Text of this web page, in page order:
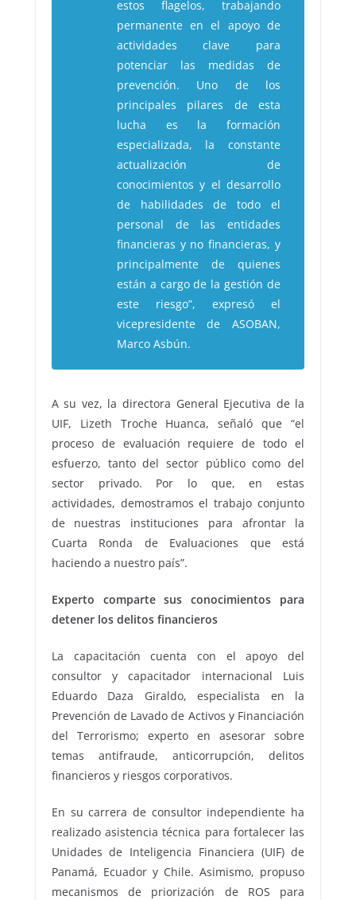
estos flagelos, trabajando
permanente en el apoyo de
actividades clave para
potenciar las medidas de
prevención. Uno de los
principales pilares de esta
lucha es la formación
especializada, la constante
actualización de
conocimientos y el desarrollo
de habilidades de todo el
personal de las entidades
financieras y no financieras, y
principalmente de quienes
están a cargo de la gestión de
este riesgo”, expresó el
vicepresidente de ASOBAN,
Marco Asbún.
A su vez, la directora General Ejecutiva de la
UIF, Lizeth Troche Huanca, señaló que “el
proceso de evaluación requiere de todo el
esfuerzo, tanto del sector público como del
sector privado. Por lo que, en estas
actividades, demostramos el trabajo conjunto
de nuestras instituciones para afrontar la
Cuarta Ronda de Evaluaciones que está
haciendo a nuestro país”.
Experto comparte sus conocimientos para
detener los delitos financieros
La capacitación cuenta con el apoyo del
consultor y capacitador internacional Luis
Eduardo Daza Giraldo, especialista en la
Prevención de Lavado de Activos y Financiación
del Terrorismo; experto en asesorar sobre
temas antifraude, anticorrupción, delitos
financieros y riesgos corporativos.
En su carrera de consultor independiente ha
realizado asistencia técnica para fortalecer las
Unidades de Inteligencia Financiera (UIF) de
Panamá, Ecuador y Chile. Asimismo, propuso
mecanismos de priorización de ROS para